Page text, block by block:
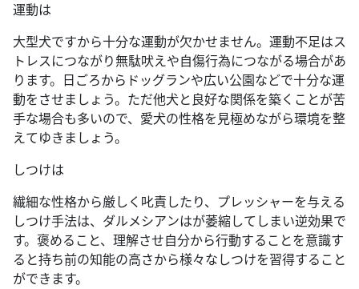
運動は
大型犬ですから十分な運動が欠かせません。運動不足はス
トレスにつながり無駄吠えや自傷行為につながる場合があ
ります。日ごろからドッグランや広い公園などで十分な運
動をさせましょう。ただ他犬と良好な関係を築くことが苦
手な場合も多いので、愛犬の性格を見極めながら環境を整
えてゆきましょう。
しつけは
繊細な性格から厳しく叱責したり、プレッシャーを与える
しつけ手法は、ダルメシアンはが萎縮してしまい逆効果で
す。褒めること、理解させ自分から行動することを意識す
ると持ち前の知能の高さから様々なしつけを習得すること
ができます。